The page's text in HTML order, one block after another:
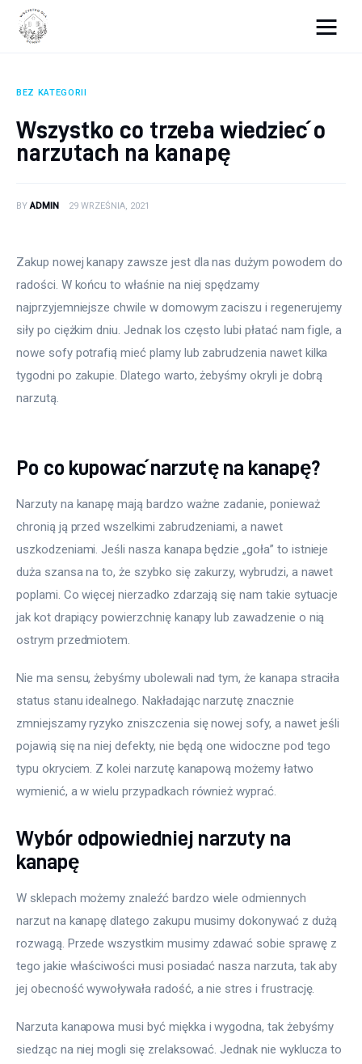
Remont
BEZ KATEGORII
Wszystko co trzeba wiedzieć o
narzutach na kanapę
BY ADMIN 29 WRZEŚNIA, 2021
Zakup nowej kanapy zawsze jest dla nas dużym powodem do
radości. W końcu to właśnie na niej spędzamy
najprzyjemniejsze chwile w domowym zaciszu i regenerujemy
siły po ciężkim dniu. Jednak los często lubi płatać nam figle, a
nowe sofy potrafią mieć plamy lub zabrudzenia nawet kilka
tygodni po zakupie. Dlatego warto, żebyśmy okryli je dobrą
narzutą.
Po co kupować narzutę na kanapę?
Narzuty na kanapę mają bardzo ważne zadanie, ponieważ
chronią ją przed wszelkimi zabrudzeniami, a nawet
uszkodzeniami. Jeśli nasza kanapa będzie „goła” to istnieje
duża szansa na to, że szybko się zakurzy, wybrudzi, a nawet
poplami. Co więcej nierzadko zdarzają się nam takie sytuacje
jak kot drapiący powierzchnię kanapy lub zawadzenie o nią
ostrym przedmiotem.
Nie ma sensu, żebyśmy ubolewali nad tym, że kanapa straciła
status stanu idealnego. Nakładając narzutę znacznie
zmniejszamy ryzyko zniszczenia się nowej sofy, a nawet jeśli
pojawią się na niej defekty, nie będą one widoczne pod tego
typu okryciem. Z kolei narzutę kanapową możemy łatwo
wymienić, a w wielu przypadkach również wyprać.
Wybór odpowiedniej narzuty na
kanapę
W sklepach możemy znaleźć bardzo wiele odmiennych
narzut na kanapę dlatego zakupu musimy dokonywać z dużą
rozwagą. Przede wszystkim musimy zdawać sobie sprawę z
tego jakie właściwości musi posiadać nasza narzuta, tak aby
jej obecność wywoływała radość, a nie stres i frustrację.
Narzuta kanapowa musi być miękka i wygodna, tak żebyśmy
siedząc na niej mogli się zrelaksować. Jednak nie wyklucza to